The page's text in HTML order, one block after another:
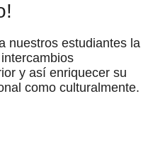
nuestros estudiantes la
y así enriquecer su
como culturalmente.